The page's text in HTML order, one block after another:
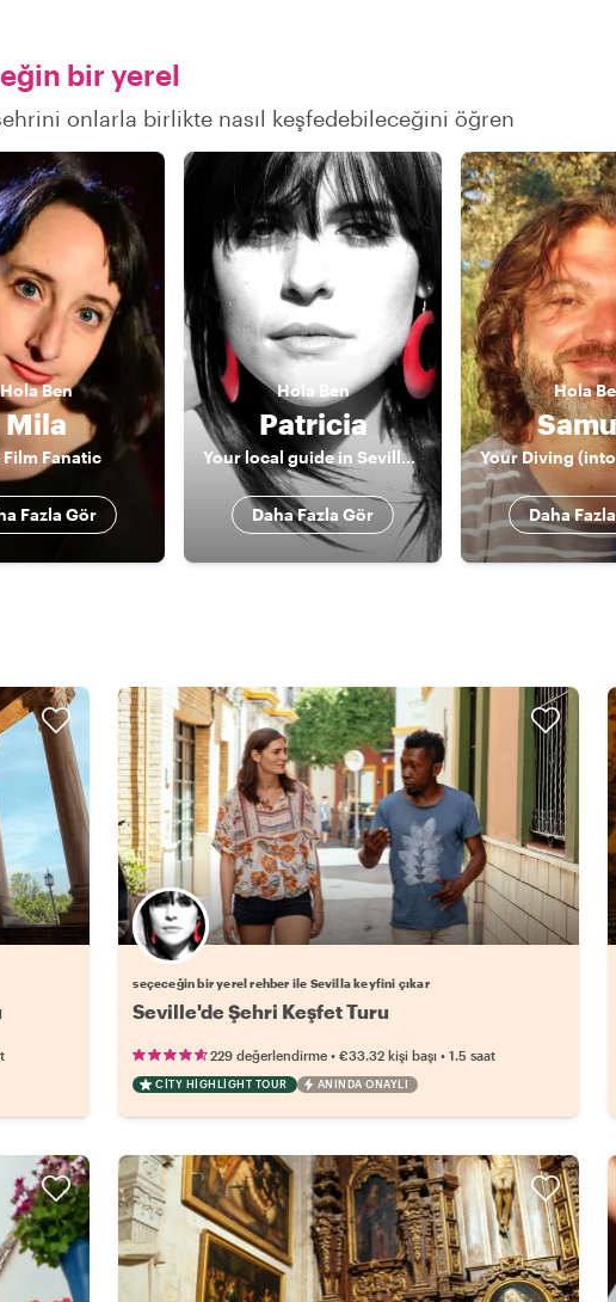
bir yerel
onlarla birlikte nasıl keşfedebileceğini öğren
HolaBen
Mila
Film Fanatic
Fazla Gör
Hola Ben
Patricia
Your local guide in Seville and... artist!
Daha Fazla Gör
Hola
Daha
Favori yerel rehberini seç
seçeceğin bir yerel rehber ile Sevilla keyfini çıkar
Seville'de Şehri Keşfet Turu
229 değerlendirme •€33.32 kişi başı •1.5 saat
CITY HIGHLIGHT TOUR ANINDA ONAYLI